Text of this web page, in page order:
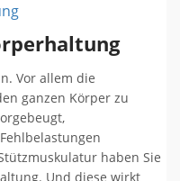
Vor allem die
ganzen Körper zu
haben Sie
Und diese wirkt